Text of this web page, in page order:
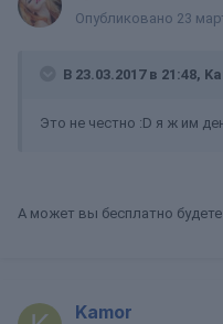
Опубликовано 23
В 23.03.2017 в 21:48,
Это не честно :D я ж им
А может вы бесплатно
Kamor